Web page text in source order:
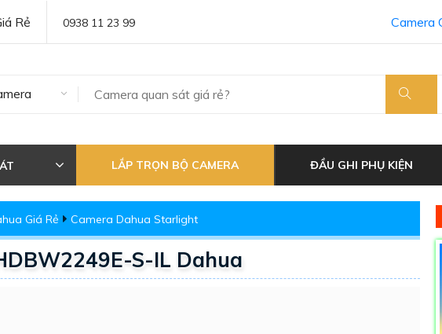
Rẻ 0938 11 23 99 Camera
LẮP TRỌN BỘ CAMERA ĐẦU GHI PHỤ KIỆN
Giá Rẻ Camera Dahua Starlight
S-IL Dahua